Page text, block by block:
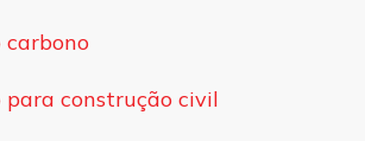
carbono
para construção civil